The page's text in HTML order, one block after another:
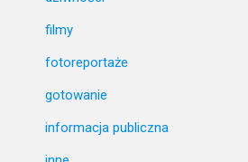
filmy
fotoreportaże
gotowanie
informacja publiczna